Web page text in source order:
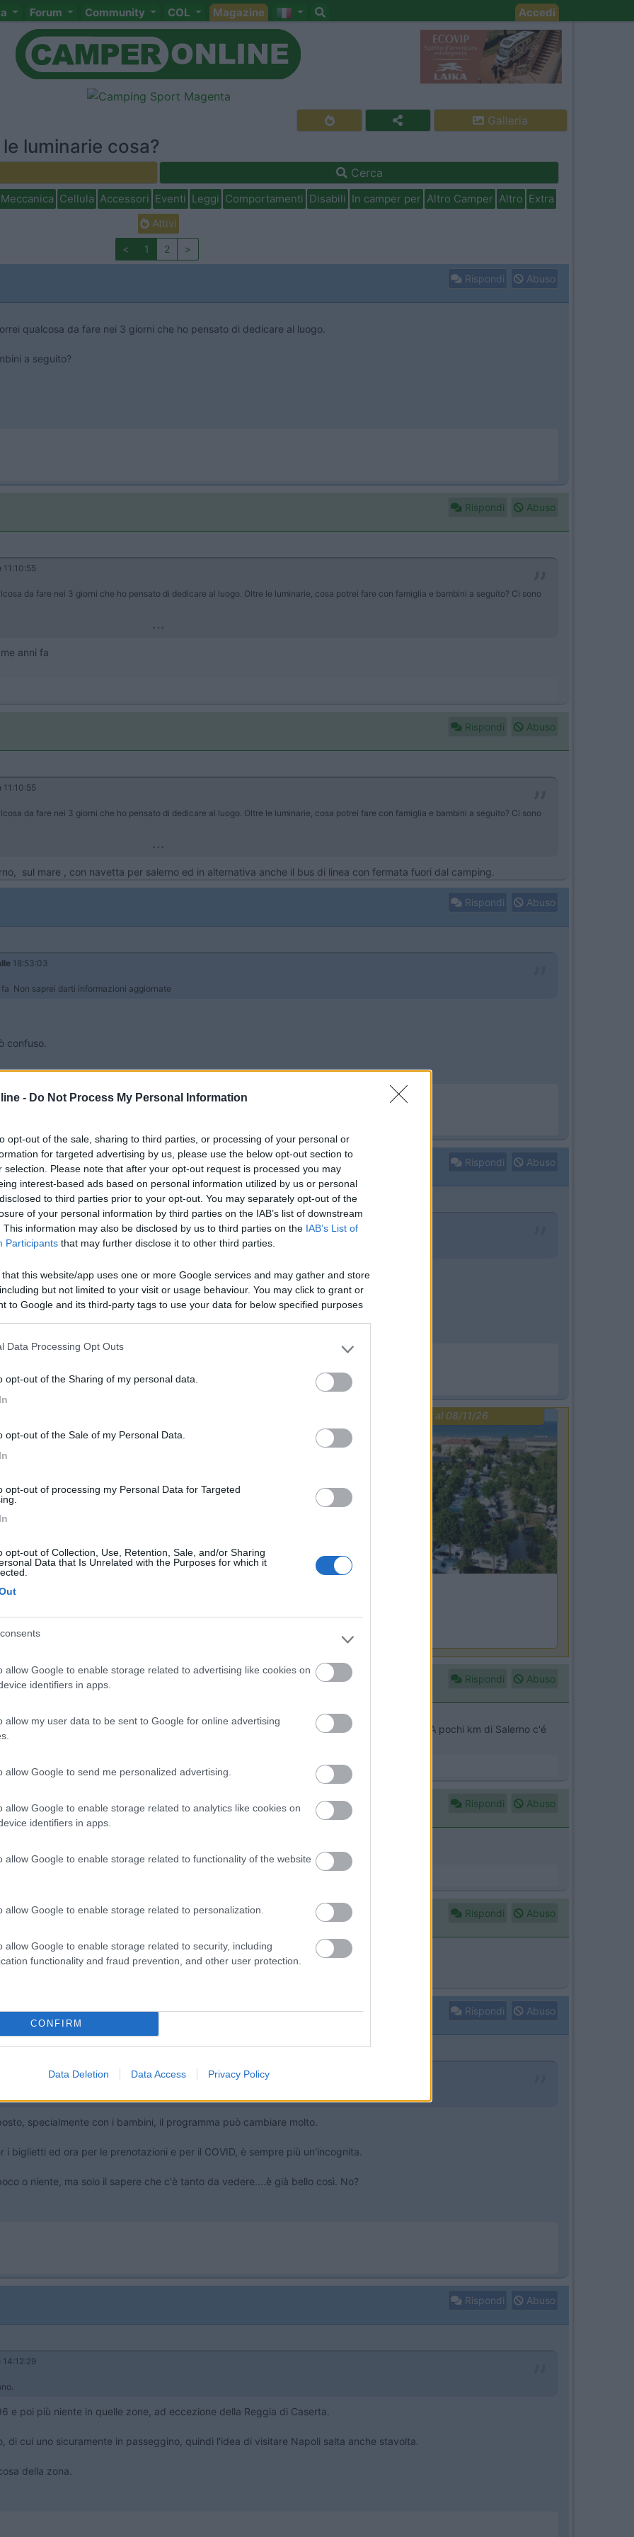
- Do Not Process My Personal Information
opt-out of the sale, sharing to third parties, or processing of your personal or
for targeted advertising by us, please use the below opt-out section to
selection. Please note that after your opt-out request is processed you may
interest-based ads based on personal information utilized by us or personal
to third parties prior to your opt-out. You may separately opt-out of the
of your personal information by third parties on the IAB’s list of downstream
This information may also be disclosed by us to third parties on the IAB’s List of
Participants that may further disclose it to other third parties.
that this website/app uses one or more Google services and may gather and store
but not limited to your visit or usage behaviour. You may click to grant or
to Google and its third-party tags to use your data for below specified purposes
Data Processing Opt Outs
opt-out of the Sharing of my personal data.
opt-out of the Sale of my Personal Data.
opt-out of processing my Personal Data for Targeted
opt-out of Collection, Use, Retention, Sale, and/or Sharing
Data that Is Unrelated with the Purposes for which it
allow Google to enable storage related to advertising like cookies on
identifiers in apps.
allow my user data to be sent to Google for online advertising
allow Google to send me personalized advertising.
allow Google to enable storage related to analytics like cookies on
identifiers in apps.
allow Google to enable storage related to functionality of the website
allow Google to enable storage related to personalization.
allow Google to enable storage related to security, including
functionality and fraud prevention, and other user protection.
CONFIRM
Data Deletion Data Access Privacy Policy
Forum Community COL Magazine Accedi
Galleria
luminarie cosa?
Cerca
Meccanica Cellula Accessori Eventi Leggi Comportamenti Disabili In camper per Altro Camper Altro Extra
Attivi
< 1 2 >
Rispondi Abuso
qualcosa da fare nei 3 giorni che ho pensato di dedicare al luogo.
a seguito?
Rispondi Abuso
11:10:55
da fare nei 3 giorni che ho pensato di dedicare al luogo. Oltre le luminarie, cosa potrei fare con famiglia e bambini a seguito? Ci sono
...
anni fa
Rispondi Abuso
11:10:55
da fare nei 3 giorni che ho pensato di dedicare al luogo. Oltre le luminarie, cosa potrei fare con famiglia e bambini a seguito? Ci sono
...
sul mare , con navetta per salerno ed in alternativa anche il bus di linea con fermata fuori dal camping.
Rispondi Abuso
18:53:03
Non saprei darti informazioni aggiornate
confuso.
Rispondi Abuso
20:05:29
, con navetta per salerno ed in alternativa anche il bus di linea con fermata fuori dal camping.
consigliarmi, magari qualche altro luogo da visitare.
Ardesio(BG)
A levar l'ombra da terra
fino al 08/11/26
Miramare
Rispondi Abuso
della Minerva. In Provincia di Salerno, La Certosa di Padula che merita da sola una visita. A pochi km di Salerno c'é
perdido. Il miglior ordin mio è l'esser confuso. luigino (luigino)
Rispondi Abuso
.... e tantissimi altri posti nei dintorni.
perdido. Il miglior ordin mio è l'esser confuso. luigino (luigino)
Rispondi Abuso
volano.
Rispondi Abuso
tantissimi altri posti nei dintorni.
specialmente con i bambini, il programma può cambiare molto.
biglietti ed ora per le prenotazioni e per il COVID, è sempre più un'incognita.
o niente, ma solo il sapere che c'è tanto da vedere....è già bello così. No?
Rispondi Abuso
14:12:29
e poi più niente in quelle zone, ad eccezione della Reggia di Caserta.
di cui uno sicuramente in passeggino, quindi l'idea di visitare Napoli salta anche stavolta.
della zona.